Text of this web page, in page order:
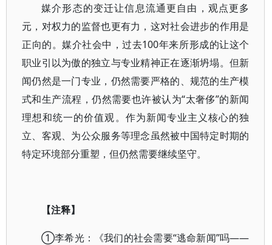
媒介形态的变迁让信息流通更自由，观点更多
元，对权力的监督也更有力，这对社会进步的作用是
正向的。媒介社会中，过去100年来所形成的让这个
职业引以为傲的独立与专业精神正在逐渐坍塌。但新
闻仍然是一门专业，仍然需要严格的、规范的生产模
式和生产流程，仍然需要也许被认为“太奢侈”的新闻
理想和统一的价值观。作为新闻专业主义核心的独
立、客观、为公众服务等理念虽然被中国特定时期的
特定环境部分重塑，但仍然需要继续坚守。
【注释】
①李希光：《我们的社会需要“逃命新闻”吗——